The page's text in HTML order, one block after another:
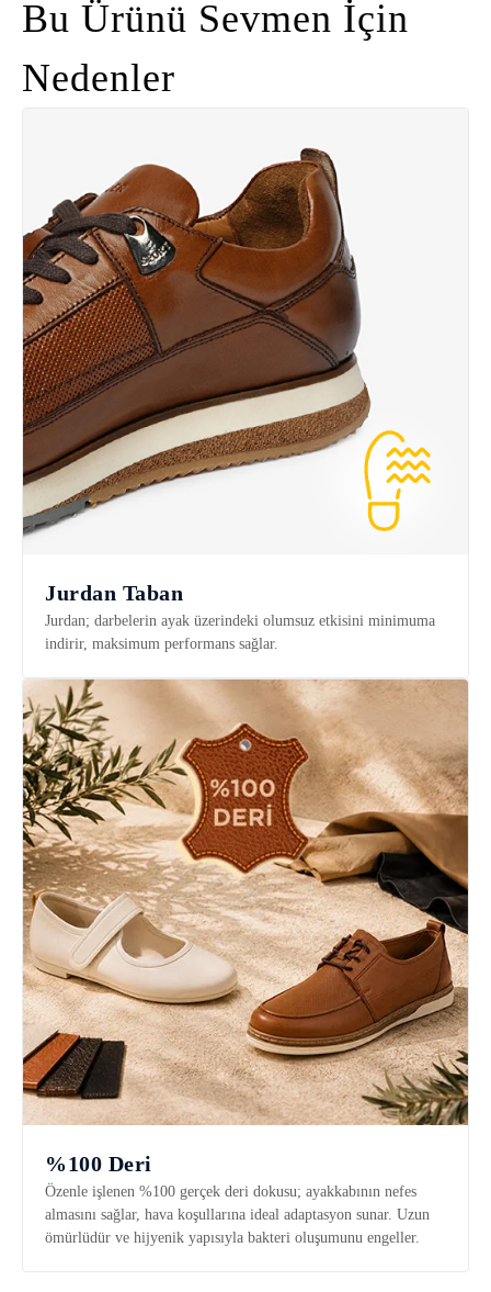
Bu Ürünü Sevmen İçin
Nedenler
Jurdan Taban
Jurdan; darbelerin ayak üzerindeki olumsuz etkisini minimuma
indirir, maksimum performans sağlar.
%100 Deri
Özenle işlenen %100 gerçek deri dokusu; ayakkabının nefes
almasını sağlar, hava koşullarına ideal adaptasyon sunar. Uzun
ömürlüdür ve hijyenik yapısıyla bakteri oluşumunu engeller.